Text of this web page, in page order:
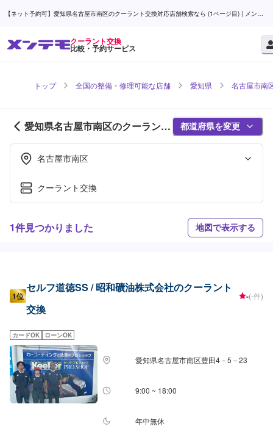
【ネット予約可】愛知県名古屋市南区のクーラント交換対応店舗検索なら (1ページ目) | メンテ
クーラント交換
比較・予約サービス
トップ 全国の整備・修理可能な店舗 愛知県 名古屋市南
愛知県名古屋市南区のクーラント
交換対応店舗紹介 (1ページ目)
都道府県を変更
名古屋市南区
クーラント交換
1件見つかりました 地図で表示する
1位
セルフ道徳SS / 昭和礦油株式会社のクーラント
交換
-(-件)
カードOK ローンOK
愛知県名古屋市南区豊田4－5－23
9:00 ~ 18:00
年中無休